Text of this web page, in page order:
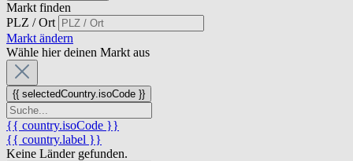
Markt finden
PLZ / Ort
Markt ändern
Wähle hier deinen Markt aus
{{ selectedCountry.isoCode }}
{{ country.isoCode }}
{{ country.label }}
Keine Länder gefunden.